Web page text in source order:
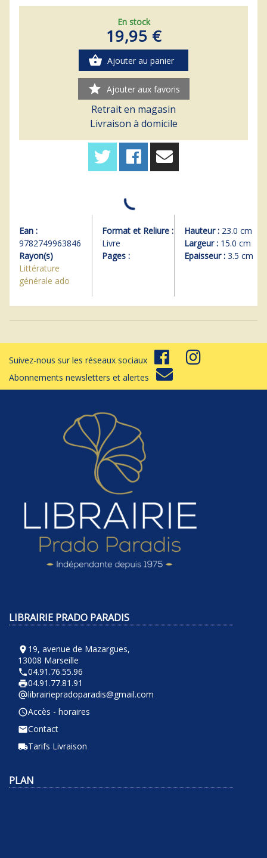
En stock
19,95 €
shopping_basket Ajouter au panier
star Ajouter aux favoris
Retrait en magasin
Livraison à domicile
Ean :
9782749963846
Rayon(s)
Littérature
générale ado
Format et Reliure :
Livre
Pages :
Hauteur : 23.0 cm
Largeur : 15.0 cm
Epaisseur : 3.5 cm
Suivez-nous sur les réseaux sociaux
Abonnements newsletters et alertes
LIBRAIRIE PRADO PARADIS
room 19, avenue de Mazargues,
13008 Marseille
phone04.91.76.55.96
local_printshop04.91.77.81.91
alternate_emaillibrairiepradoparadis@gmail.com
query_builderAccès - horaires
emailContact
local_shippingTarifs Livraison
PLAN